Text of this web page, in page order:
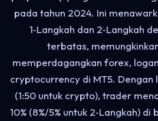
pada tahun 2024. Ini
1‑Langkah dan 2‑Langkah
terbatas,
memperdagangkan forex,
cryptocurrency di MT5. Dengan
(1:50 untuk crypto), trader
10% (8%/5% untuk 2‑Langkah)